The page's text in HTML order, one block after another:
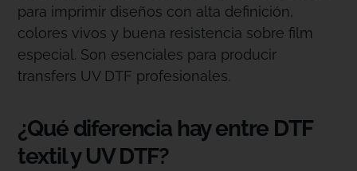
para imprimir diseños con alta definición,
colores vivos y buena resistencia sobre film
especial. Son esenciales para producir
transfers UV DTF profesionales.
¿Qué diferencia hay entre DTF
textil y UV DTF?